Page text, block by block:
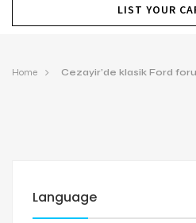
LIST YOUR
Home Cezayir’de klasik Ford
Language